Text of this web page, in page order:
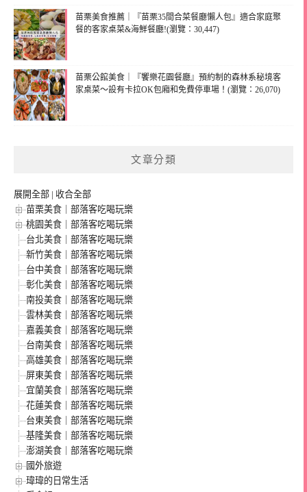
苗栗美食推薦｜『苗栗35間合菜餐廳懶人包』適合家庭聚
餐的客家桌菜&海鮮餐廳!(瀏覽：30,447)
苗栗公館美食｜『饗樂花園餐廳』預約制的森林系秘境客
家桌菜～設有卡拉OK包廂和免費停車場！(瀏覽：26,070)
文章分類
展開全部 | 收合全部
苗栗美食｜部落客吃喝玩樂
桃園美食｜部落客吃喝玩樂
台北美食｜部落客吃喝玩樂
新竹美食｜部落客吃喝玩樂
台中美食｜部落客吃喝玩樂
彰化美食｜部落客吃喝玩樂
南投美食｜部落客吃喝玩樂
雲林美食｜部落客吃喝玩樂
嘉義美食｜部落客吃喝玩樂
台南美食｜部落客吃喝玩樂
高雄美食｜部落客吃喝玩樂
屏東美食｜部落客吃喝玩樂
宜蘭美食｜部落客吃喝玩樂
花蓮美食｜部落客吃喝玩樂
台東美食｜部落客吃喝玩樂
基隆美食｜部落客吃喝玩樂
澎湖美食｜部落客吃喝玩樂
國外旅遊
瑋瑋的日常生活